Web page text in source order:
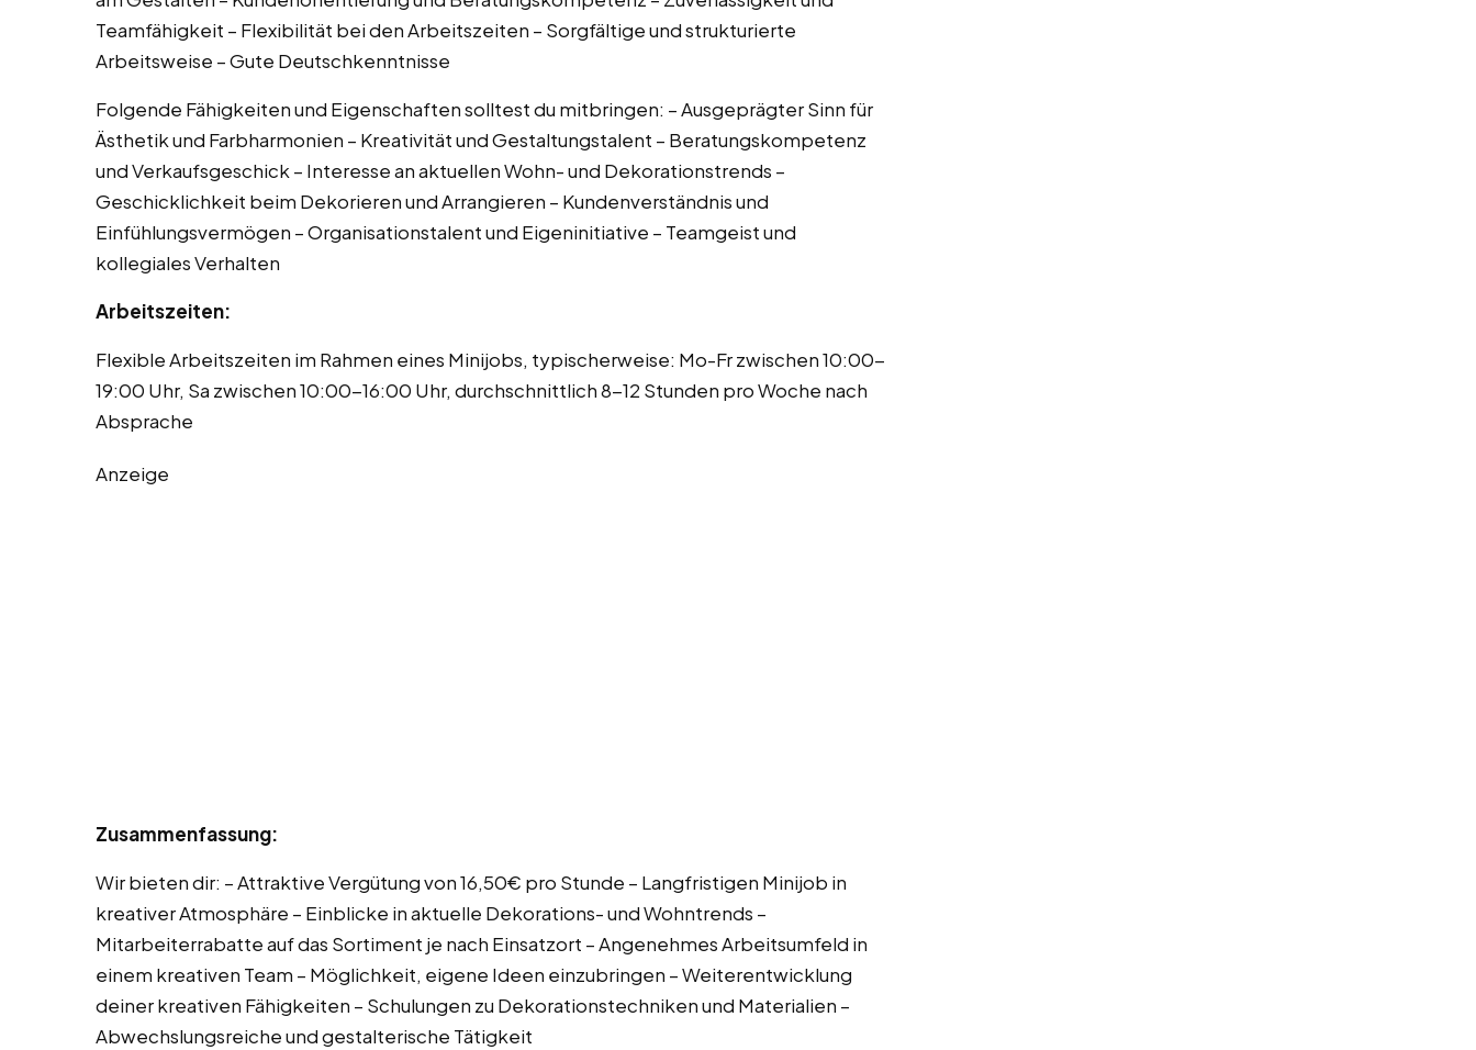
Teamfähigkeit – Flexibilität bei den Arbeitszeiten – Sorgfältige und strukturierte
Arbeitsweise – Gute Deutschkenntnisse
Folgende Fähigkeiten und Eigenschaften solltest du mitbringen: – Ausgeprägter Sinn für
Ästhetik und Farbharmonien – Kreativität und Gestaltungstalent – Beratungskompetenz
und Verkaufsgeschick – Interesse an aktuellen Wohn- und Dekorationstrends –
Geschicklichkeit beim Dekorieren und Arrangieren – Kundenverständnis und
Einfühlungsvermögen – Organisationstalent und Eigeninitiative – Teamgeist und
kollegiales Verhalten
Arbeitszeiten:
Flexible Arbeitszeiten im Rahmen eines Minijobs, typischerweise: Mo-Fr zwischen 10:00-
19:00 Uhr, Sa zwischen 10:00-16:00 Uhr, durchschnittlich 8-12 Stunden pro Woche nach
Absprache
Anzeige
Zusammenfassung:
Wir bieten dir: – Attraktive Vergütung von 16,50€ pro Stunde – Langfristigen Minijob in
kreativer Atmosphäre – Einblicke in aktuelle Dekorations- und Wohntrends –
Mitarbeiterrabatte auf das Sortiment je nach Einsatzort – Angenehmes Arbeitsumfeld in
einem kreativen Team – Möglichkeit, eigene Ideen einzubringen – Weiterentwicklung
deiner kreativen Fähigkeiten – Schulungen zu Dekorationstechniken und Materialien –
Abwechslungsreiche und gestalterische Tätigkeit